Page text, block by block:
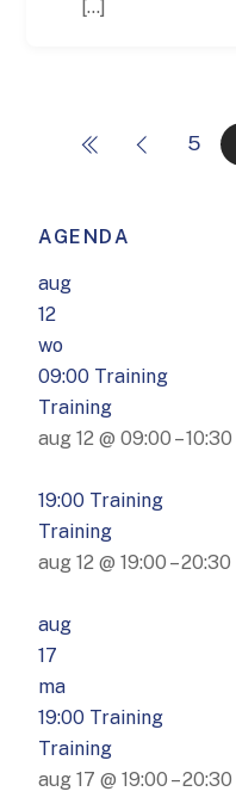
AGENDA
aug
12
wo
09:00 Training
Training
aug 12 @ 09:00 – 10:30
19:00 Training
Training
aug 12 @ 19:00 – 20:30
aug
17
ma
19:00 Training
Training
aug 17 @ 19:00 – 20:30
[…]
5